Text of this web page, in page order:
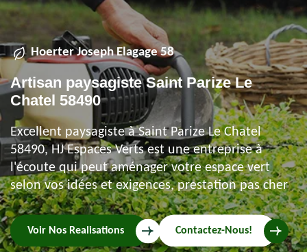
Hoerter Joseph Elagage 58
Artisan paysagiste Saint Parize Le
Chatel 58490
Excellent paysagiste à Saint Parize Le Chatel
58490, HJ Espaces Verts est une entreprise à
l'écoute qui peut aménager votre espace vert
selon vos idées et exigences, prestation pas cher
Voir Nos Realisations Contactez-Nous!